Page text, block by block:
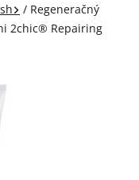
/ Regeneračný
2chic® Repairing